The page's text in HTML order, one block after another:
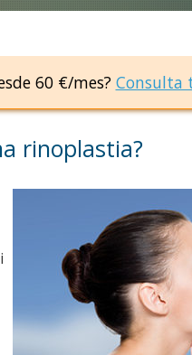
60 €/mes? Consulta
rinoplastia?